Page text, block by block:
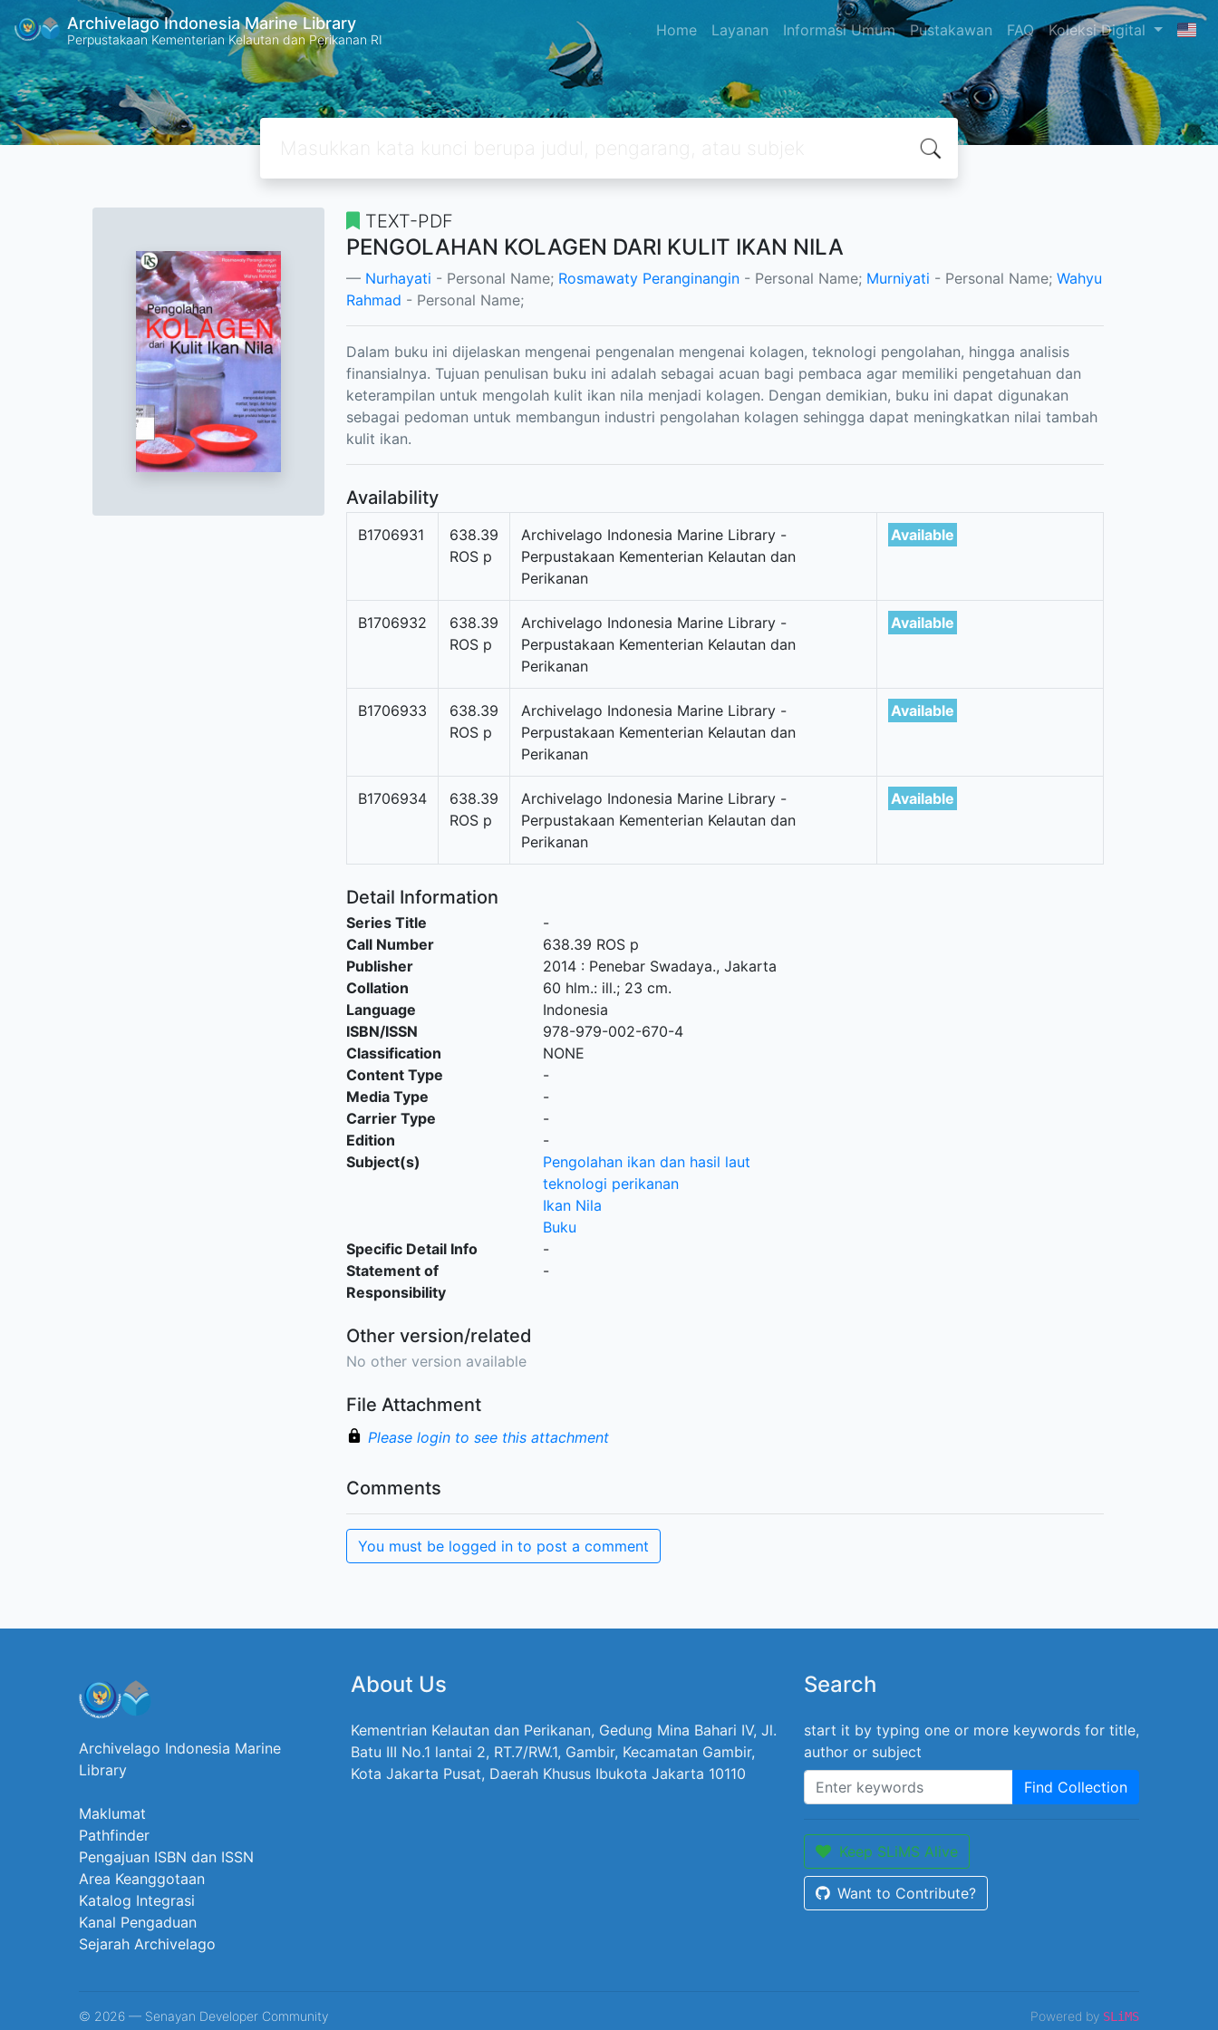
Archivelago Indonesia Marine Library
Perpustakaan Kementerian Kelautan dan Perikanan RI Home Layanan Informasi Umum Pustakawan FAQ Koleksi Digital
TEXT-PDF
PENGOLAHAN KOLAGEN DARI KULIT IKAN NILA
Nurhayati - Personal Name; Rosmawaty Peranginangin - Personal Name; Murniyati - Personal Name; Wahyu
Rahmad - Personal Name;
Dalam buku ini dijelaskan mengenai pengenalan mengenai kolagen, teknologi pengolahan, hingga analisis
finansialnya. Tujuan penulisan buku ini adalah sebagai acuan bagi pembaca agar memiliki pengetahuan dan
keterampilan untuk mengolah kulit ikan nila menjadi kolagen. Dengan demikian, buku ini dapat digunakan
sebagai pedoman untuk membangun industri pengolahan kolagen sehingga dapat meningkatkan nilai tambah
kulit ikan.
Availability
B1706931
638.39
ROS p
Archivelago Indonesia Marine Library -
Perpustakaan Kementerian Kelautan dan
Perikanan
Available
B1706932
638.39
ROS p
Archivelago Indonesia Marine Library -
Perpustakaan Kementerian Kelautan dan
Perikanan
Available
B1706933
638.39
ROS p
Archivelago Indonesia Marine Library -
Perpustakaan Kementerian Kelautan dan
Perikanan
Available
B1706934
638.39
ROS p
Archivelago Indonesia Marine Library -
Perpustakaan Kementerian Kelautan dan
Perikanan
Available
Detail Information
Series Title
-
Call Number
638.39 ROS p
Publisher
2014: Penebar Swadaya., Jakarta
Collation
60 hlm.: ill.; 23 cm.
Language
Indonesia
ISBN/ISSN
978-979-002-670-4
Classification
NONE
Content Type
-
Media Type
-
Carrier Type
-
Edition
-
Subject(s)
Pengolahan ikan dan hasil laut
teknologi perikanan
Ikan Nila
Buku
Specific Detail Info
-
Statement of
Responsibility
-
Other version/related
No other version available
File Attachment
Please login to see this attachment
Comments
You must be logged in to post a comment
Archivelago Indonesia Marine
Library
Maklumat
Pathfinder
Pengajuan ISBN dan ISSN
Area Keanggotaan
Katalog Integrasi
Kanal Pengaduan
Sejarah Archivelago
About Us
Kementrian Kelautan dan Perikanan, Gedung Mina Bahari IV, Jl.
Batu III No.1 lantai 2, RT.7/RW.1, Gambir, Kecamatan Gambir,
Kota Jakarta Pusat, Daerah Khusus Ibukota Jakarta 10110
Search
start it by typing one or more keywords for title,
author or subject
Find Collection
Keep SLiMS Alive
Want to Contribute?
© 2026 — Senayan Developer Community Powered by SLiMS